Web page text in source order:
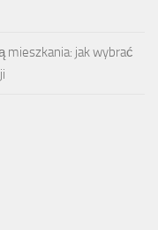
mieszkania: jak wybrać